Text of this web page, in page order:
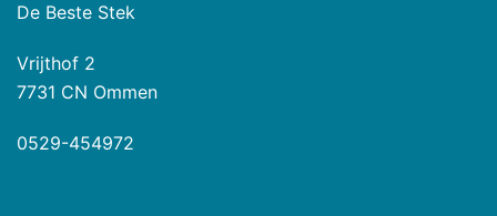
De Beste Stek
Vrijthof 2
7731 CN Ommen
0529-454972